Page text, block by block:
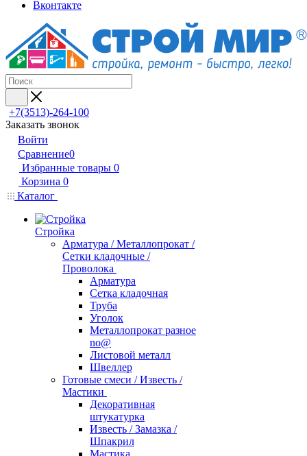
Вконтакте
+7(3513)-264-100
Заказать звонок
Войти
Сравнение0
Избранные товары 0
Корзина 0
Каталог
Стройка
Арматура / Металлопрокат /
Сетки кладочные /
Проволока
Арматура
Сетка кладочная
Труба
Уголок
Металлопрокат разное
no@
Листовой металл
Швеллер
Готовые смеси / Известь /
Мастики
Декоративная
штукатурка
Известь / Замазка /
Шпакрил
Мастика